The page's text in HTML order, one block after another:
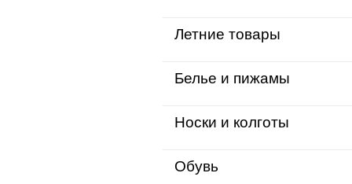
Летние товары
Белье и пижамы
Носки и колготы
Обувь